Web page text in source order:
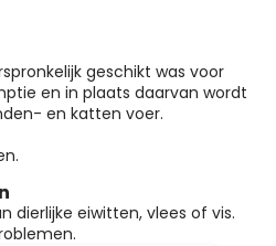
geschikt was voor
en in plaats daarvan wordt
en katten voer.
dierlijke eiwitten, vlees of vis.